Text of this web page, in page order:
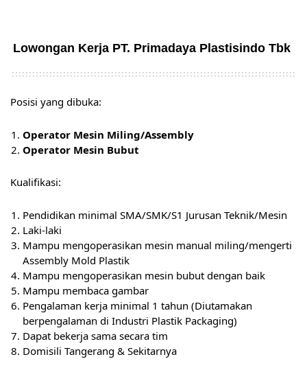
Lowongan Kerja PT. Primadaya Plastisindo Tbk
Posisi yang dibuka:
Operator Mesin Miling/Assembly
Operator Mesin Bubut
Kualifikasi:
Pendidikan minimal SMA/SMK/S1 Jurusan Teknik/Mesin
Laki-laki
Mampu mengoperasikan mesin manual miling/mengerti
Assembly Mold Plastik
Mampu mengoperasikan mesin bubut dengan baik
Mampu membaca gambar
Pengalaman kerja minimal 1 tahun (Diutamakan
berpengalaman di Industri Plastik Packaging)
Dapat bekerja sama secara tim
Domisili Tangerang & Sekitarnya